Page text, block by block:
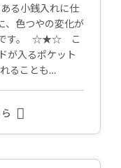
る小銭入れに仕
、色つやの変化が
です。 ☆★☆ こ
入るポケット
ることも…